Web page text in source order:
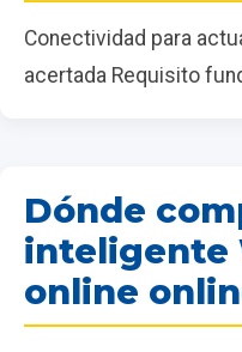
Conectividad para
acertada Requisito
Dónde
inteligente
online